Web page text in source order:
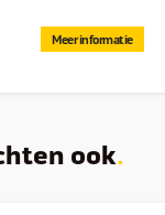
Meer informatie
ook